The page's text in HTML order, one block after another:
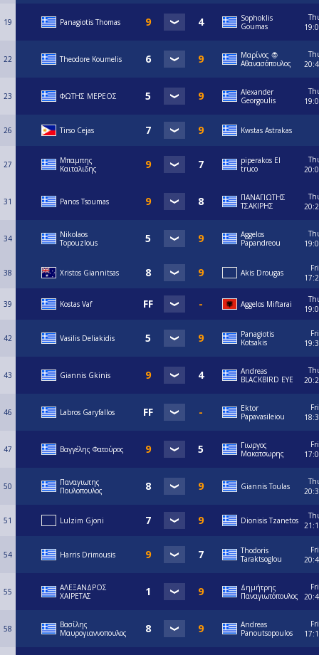
19 Panagiotis Thomas
Sophoklis
Goumas
22 Theodore Koumelis
Μαρίνος 🧛
Αθανασόπουλος
23 ΦΩΤΗΣ ΜΕΡΕΟΣ
Alexander
Georgoulis
26 Tirso Cejas Kwstas Astrakas
27
Μπαμπης
Καιταλιδης
piperakos El
truco
31 Panos Tsoumas
ΠΑΝΑΓΙΩΤΗΣ
ΤΣΑΚΙΡΗΣ
34
Nikolaos
Topouzlous
Aggelos
Papandreou
38 Xristos Giannitsas Akis Drougas
Fri
39 Κostas Vaf Aggelos Miftarai
42 Vasilis Deliakidis
Panagiotis
Kotsakis
Fri
43 Giannis Gkinis
Andreas
BLACKBIRD EYE
46 Labros Garyfallos
Ektor
Papavasileiou
Fri
47 Βαγγέλης Φατούρος
Γιωργος
Μακατσωρης
Fri
50
Παναγιωτης
Πουλοπουλος
Giannis Toulas
51 Lulzim Gjoni Dionisis Tzanetos
54 Harris Drimousis
Thodoris
Taraktsoglou
Fri
55
ΑΛΕΞΑΝΔΡΟΣ
ΧΑΙΡΕΤΑΣ
Δημήτρης
Παναγιωτόπουλος
Fri
58
Βασίλης
Μαυρογιαννοπουλος
Andreas
Panoutsopoulos
Fri